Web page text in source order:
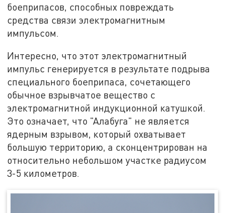
боеприпасов, способных повреждать
средства связи электромагнитным
импульсом.
Интересно, что этот электромагнитный
импульс генерируется в результате подрыва
специального боеприпаса, сочетающего
обычное взрывчатое вещество с
электромагнитной индукционной катушкой.
Это означает, что "Алабуга" не является
ядерным взрывом, который охватывает
большую территорию, а сконцентрирован на
относительно небольшом участке радиусом
3-5 километров.